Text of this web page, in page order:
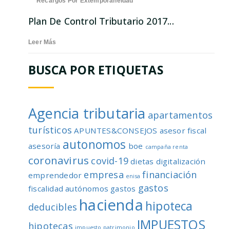
Plan De Control Tributario 2017...
Leer Más
BUSCA POR ETIQUETAS
Agencia tributaria apartamentos
turísticos APUNTES&CONSEJOS asesor fiscal
asesoría autonomos boe campaña renta
coronavirus covid-19 dietas digitalización
emprendedor empresa enisa financiación
fiscalidad autónomos gastos gastos
deducibles hacienda hipoteca
hipotecas IMPUESTOS